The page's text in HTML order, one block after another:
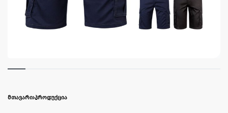
ᲛᲗᲐᲕᲐᲠᲘ›ᲞᲠᲝᲓᲣᲥᲪᲘᲐ